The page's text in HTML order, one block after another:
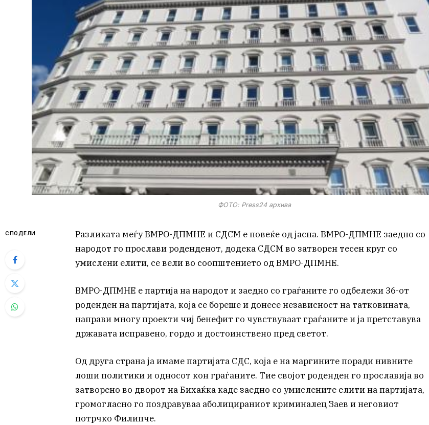
ФОТО: Press24 архива
СПОДЕЛИ
Разликата меѓу ВМРО-ДПМНЕ и СДСМ е повеќе од јасна. ВМРО-ДПМНЕ заедно со
народот го прослави роденденот, додека СДСМ во затворен тесен круг со
умислени елити, се вели во соопштението од ВМРО-ДПМНЕ.
ВМРО-ДПМНЕ е партија на народот и заедно со граѓаните го одбележи 36-от
роденден на партијата, која се бореше и донесе независност на татковината,
направи многу проекти чиј бенефит го чувствуваат граѓаните и ја претставува
државата исправено, гордо и достоинствено пред светот.
Од друга страна ја имаме партијата СДС, која е на маргините поради нивните
лоши политики и односот кон граѓаните. Тие својот роденден го прославија во
затворено во дворот на Бихаќка каде заедно со умислените елити на партијата,
громогласно го поздравуваа аболицираниот криминалец Заев и неговиот
потрчко Филипче.